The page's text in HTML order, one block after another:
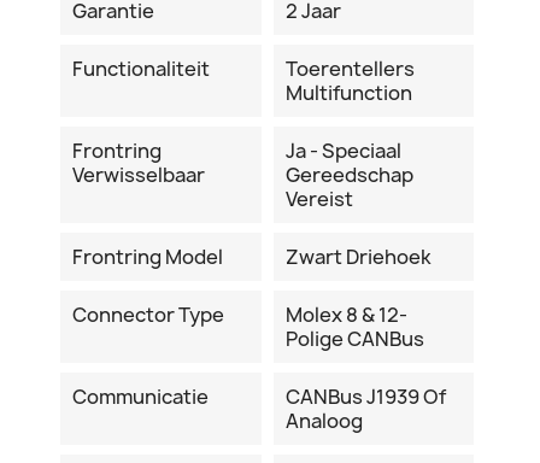
Garantie 2 Jaar
Functionaliteit
Toerentellers
Multifunction
Frontring
Verwisselbaar
Ja - Speciaal
Gereedschap
Vereist
Frontring Model Zwart Driehoek
Connector Type
Molex 8 & 12-
Polige CANBus
Communicatie
CANBus J1939 Of
Analoog